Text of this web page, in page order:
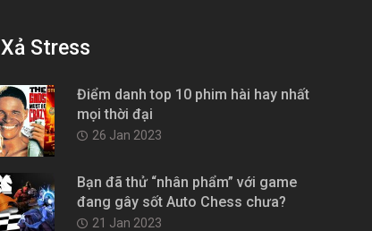
Xả Stress
Điểm danh top 10 phim hài hay nhất
mọi thời đại
26 Jan 2023
Bạn đã thử “nhân phẩm” với game
đang gây sốt Auto Chess chưa?
21 Jan 2023